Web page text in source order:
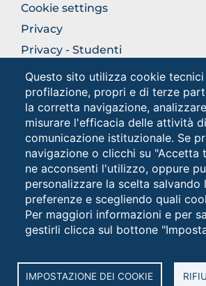
Questo sito utilizza cookie tecnici
profilazione, propri e di terze
la corretta navigazione,
misurare l'efficacia delle attività di
comunicazione istituzionale. Se
navigazione o clicchi su "Accetta
ne acconsenti l'utilizzo, oppure
personalizzare la scelta salvando
preferenze e scegliendo quali
Per maggiori informazioni e per
gestirli clicca sul bottone
IMPOSTAZIONE DEI COOKIE
Cookies
FOOTER
COLONNA
DESTRA
Cookie settings
Privacy
Privacy - Studenti
Social
Università degli Studi di Foggia • Via
servizioweb@unifg.it